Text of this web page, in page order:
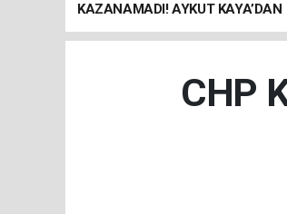
KAZANAMADI! AYKUT KAYA’DAN
"BAGAJ HAKKI" ÇAĞRISI
CHP